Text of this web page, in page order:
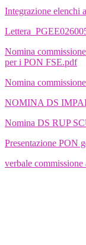
Integrazione elenchi
Nomina
per i PON FSE.pdf
Nomina
NOMINA DS
Nomina DS RUP
Presentazione PON
verbale